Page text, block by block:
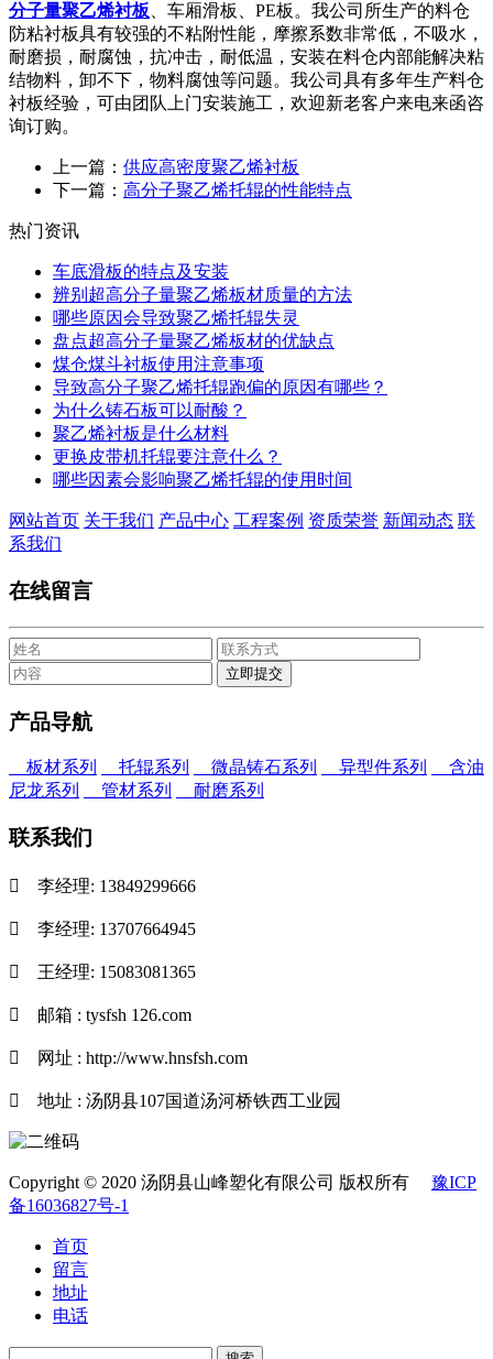
分子量聚乙烯衬板 、车厢滑板、PE板。我公司所生产的料仓
防粘衬板具有较强的不粘附性能，摩擦系数非常低，不吸水，
耐磨损，耐腐蚀，抗冲击，耐低温，安装在料仓内部能解决粘
结物料，卸不下，物料腐蚀等问题。我公司具有多年生产料仓
衬板经验，可由团队上门安装施工，欢迎新老客户来电来函咨
询订购。
上一篇： 供应高密度聚乙烯衬板
下一篇： 高分子聚乙烯托辊的性能特点
热门资讯
车底滑板的特点及安装
辨别超高分子量聚乙烯板材质量的方法
哪些原因会导致聚乙烯托辊失灵
盘点超高分子量聚乙烯板材的优缺点
煤仓煤斗衬板使用注意事项
导致高分子聚乙烯托辊跑偏的原因有哪些？
为什么铸石板可以耐酸？
聚乙烯衬板是什么材料
更换皮带机托辊要注意什么？
哪些因素会影响聚乙烯托辊的使用时间
网站首页 关于我们 产品中心 工程案例 资质荣誉 新闻动态 联
系我们
在线留言
产品导航
板材系列 托辊系列 微晶铸石系列 异型件系列
含油
尼龙系列
管材系列 耐磨系列
联系我们
 李经理: 13849299666
 李经理: 13707664945
 王经理: 15083081365
 邮箱 : tysfsh 126.com
 网址 : http://www.hnsfsh.com
 地址 : 汤阴县107国道汤河桥铁西工业园
Copyright © 2020 汤阴县山峰塑化有限公司 版权所有 豫ICP
备16036827号-1
首页
留言
地址
电话